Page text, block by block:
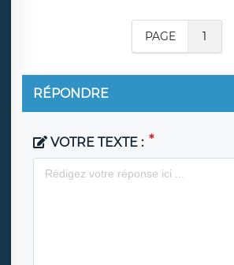
PAGE 1
RÉPONDRE
VOTRE TEXTE :